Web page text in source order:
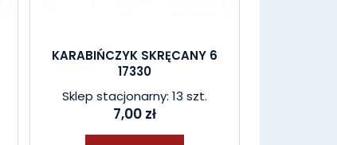
KARABIŃCZYK SKRĘCANY 6
17330
Sklep stacjonarny: 13 szt.
7,00 zł